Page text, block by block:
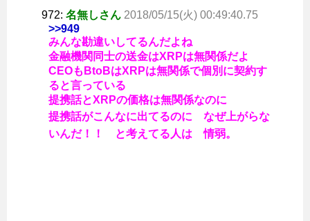
972: 名無しさん 2018/05/15(火) 00:49:40.75
>>949
みんな勘違いしてるんだよね
金融機関同士の送金はXRPは無関係だよ
CEOもBtoBはXRPは無関係で個別に契約す
ると言っている
提携話とXRPの価格は無関係なのに
提携話がこんなに出てるのに なぜ上がらな
いんだ！！ と考えてる人は 情弱。